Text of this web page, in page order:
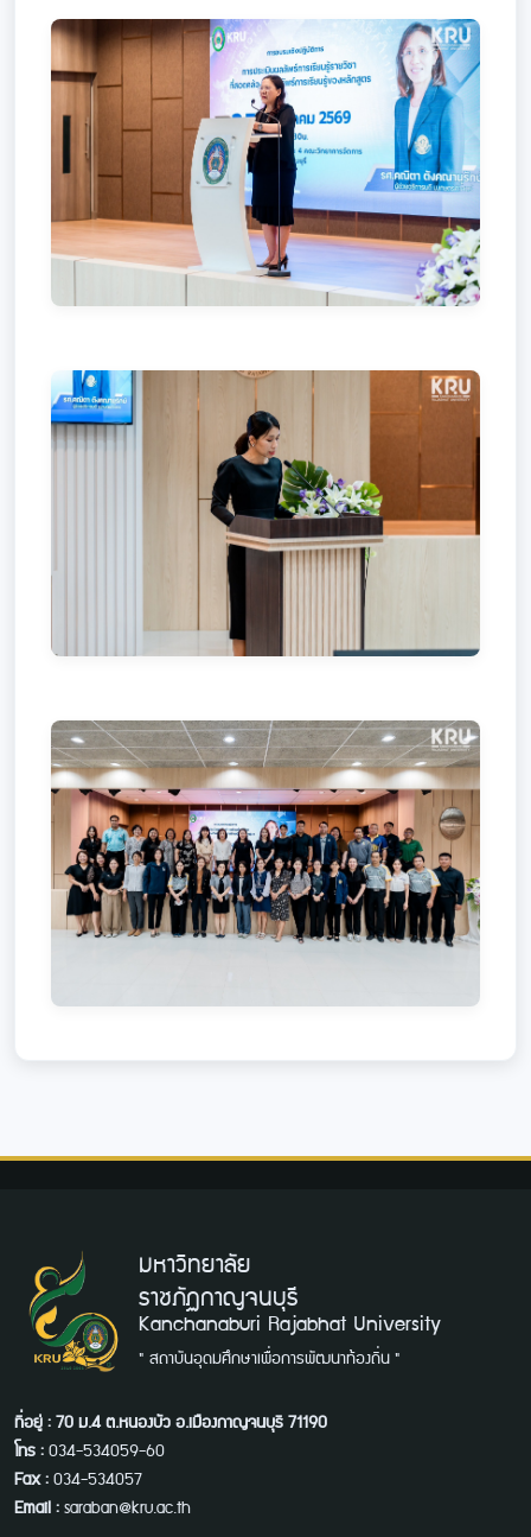
มหาวิทยาลัย
ราชภัฏกาญจนบุรี
Kanchanaburi Rajabhat University
" สถาบันอุดมศึกษาเพื่อการพัฒนาท้องถิ่น "
ที่อยู่ : 70 ม.4 ต.หนองบัว อ.เมืองกาญจนบุรี 71190
โทร :034-534059-60
Fax :034-534057
Email :saraban@kru.ac.th